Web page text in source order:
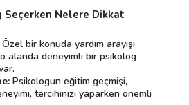
Nelere Dikkat
Özel bir konuda yardım arayışı
alanda deneyimli bir psikolog
Psikologun eğitim geçmişi,
tercihinizi yaparken önemli